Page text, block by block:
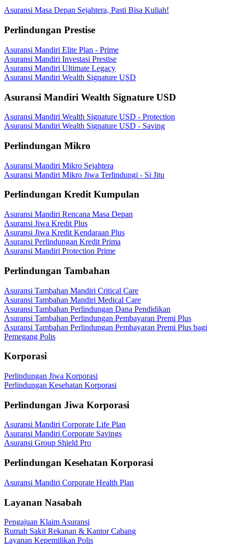
Asuransi Masa Depan Sejahtera, Pasti Bisa Kuliah!
Perlindungan Prestise
Asuransi Mandiri Elite Plan - Prime
Asuransi Mandiri Investasi Prestise
Asuransi Mandiri Ultimate Legacy
Asuransi Mandiri Wealth Signature USD
Asuransi Mandiri Wealth Signature USD
Asuransi Mandiri Wealth Signature USD - Protection
Asuransi Mandiri Wealth Signature USD - Saving
Perlindungan Mikro
Asuransi Mandiri Mikro Sejahtera
Asuransi Mandiri Mikro Jiwa Terlindungi - Si Jitu
Perlindungan Kredit Kumpulan
Asuransi Mandiri Rencana Masa Depan
Asuransi Jiwa Kredit Plus
Asuransi Jiwa Kredit Kendaraan Plus
Asuransi Perlindungan Kredit Prima
Asuransi Mandiri Protection Prime
Perlindungan Tambahan
Asuransi Tambahan Mandiri Critical Care
Asuransi Tambahan Mandiri Medical Care
Asuransi Tambahan Perlindungan Dana Pendidikan
Asuransi Tambahan Perlindungan Pembayaran Premi Plus
Asuransi Tambahan Perlindungan Pembayaran Premi Plus bagi
Pemegang Polis
Korporasi
Perlindungan Jiwa Korporasi
Perlindungan Kesehatan Korporasi
Perlindungan Jiwa Korporasi
Asuransi Mandiri Corporate Life Plan
Asuransi Mandiri Corporate Savings
Asuransi Group Shield Pro
Perlindungan Kesehatan Korporasi
Asuransi Mandiri Corporate Health Plan
Layanan Nasabah
Pengajuan Klaim Asuransi
Rumah Sakit Rekanan & Kantor Cabang
Layanan Kepemilikan Polis